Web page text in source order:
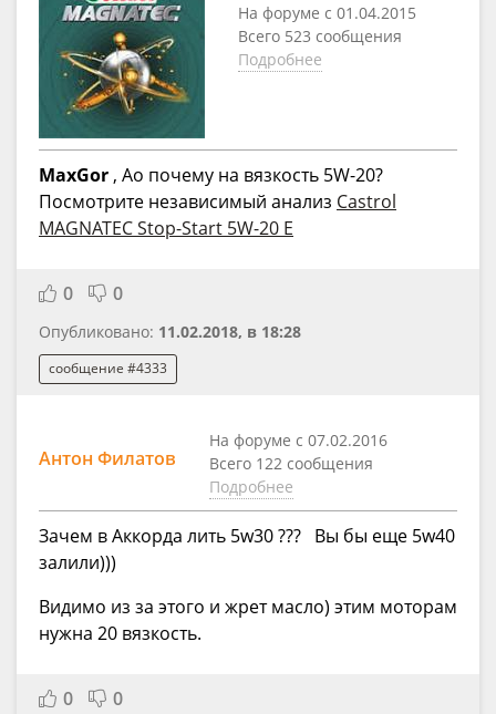
На форуме с 01.04.2015
Всего 523 сообщения
Подробнее
MaxGor , Ао почему на вязкость 5W-20?
Посмотрите независимый анализ Castrol
MAGNATEC Stop-Start 5W-20 E
0 0
Опубликовано: 11.02.2018, в 18:28
сообщение #4333
Антон Филатов
На форуме с 07.02.2016
Всего 122 сообщения
Подробнее
Зачем в Аккорда лить 5w30 ??? Вы бы еще 5w40
залили)))
Видимо из за этого и жрет масло) этим моторам
нужна 20 вязкость.
0 0